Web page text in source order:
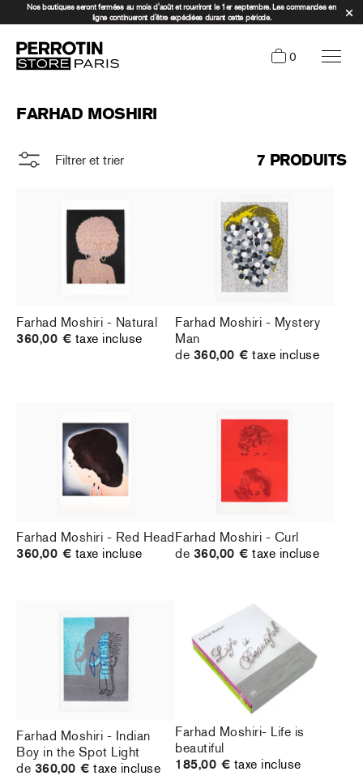
Nos boutiques seront fermées au mois d'août et rouvriront le 1er septembre. Les commandes en
ligne continueront d'être expédiées durant cette période.
0
FARHAD MOSHIRI
Filtrer et trier 7 PRODUITS
Farhad Moshiri - Natural
360,00 € taxe incluse
Farhad Moshiri - Mystery
Man
de 360,00 € taxe incluse
Farhad Moshiri - Red Head
360,00 € taxe incluse
Farhad Moshiri - Curl
de 360,00 € taxe incluse
Farhad Moshiri - Indian
Boy in the Spot Light
de 360,00 € taxe incluse
Farhad Moshiri- Life is
beautiful
185,00 € taxe incluse